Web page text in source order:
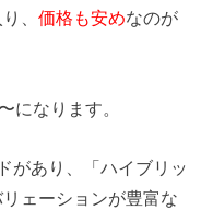
り、価格も安めなのが
になります。
があり、「ハイブリッ
ェーションが豊富な